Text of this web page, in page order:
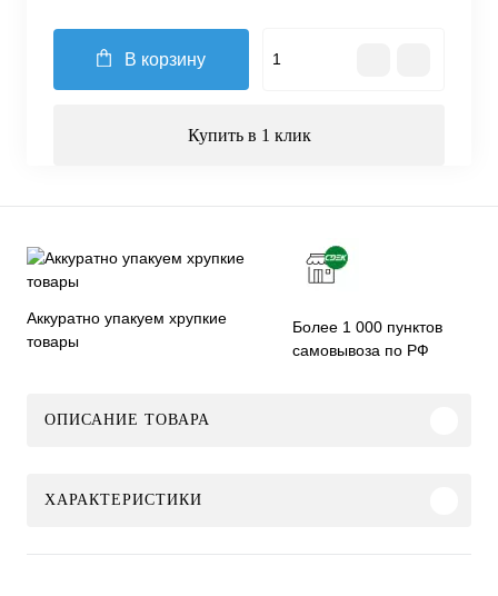
В корзину
Купить в 1 клик
Аккуратно упакуем хрупкие
товары
Более 1 000 пунктов
самовывоза по РФ
ОПИСАНИЕ ТОВАРА
ХАРАКТЕРИСТИКИ